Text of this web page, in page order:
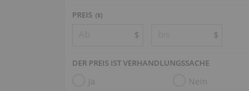
PREIS ($)
$ $
DER PREIS IST VERHANDLUNGSSACHE
Ja Nein